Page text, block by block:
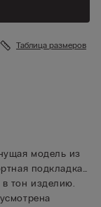
Таблица размеров
модель из
подкладка-
тон изделию.